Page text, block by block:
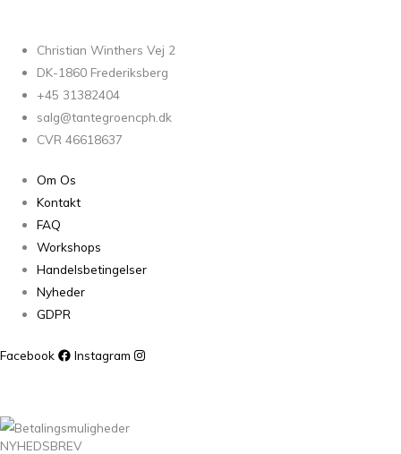
Christian Winthers Vej 2
DK-1860 Frederiksberg
+45 31382404
salg@tantegroencph.dk
CVR 46618637
Om Os
Kontakt
FAQ
Workshops
Handelsbetingelser
Nyheder
GDPR
Facebook Instagram
NYHEDSBREV